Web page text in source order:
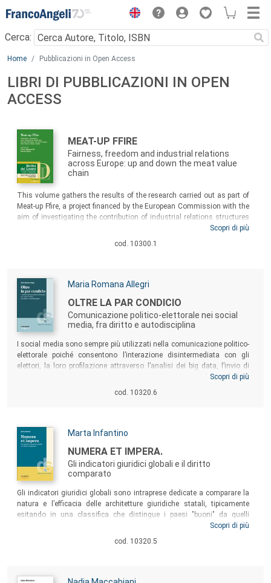
Menu
Cerca:
Main content
Home Pubblicazioni in Open Access
LIBRI DI PUBBLICAZIONI IN OPEN
ACCESS
Autori:
Titolo:
MEAT-UP FFIRE
Fairness, freedom and industrial relations
across Europe: up and down the meat value
chain
Sommario:
This volume gathers the results of the research carried out as part of
Meat-up Ffire, a project financed by the European Commission with the
aim of investigating the contribution of industrial relations structures
in an important sector of the EU economy, such as the meat industry.
The sector is undergoing significant changes, mainly due to the
widespread concern for the poor working conditions and wages. This
is particularly evident in the pork business, that the project puts under
Scopri di più
cod. 10300.1
Autori:
Maria Romana Allegri
Titolo:
OLTRE LA PAR CONDICIO
Comunicazione politico-elettorale nei social
media, fra diritto e autodisciplina
Sommario:
I social media sono sempre più utilizzati nella comunicazione politico-
elettorale poiché consentono l’interazione disintermediata con gli
elettori, la loro profilazione attraverso l’analisi dei big data, l’invio di
messaggi personalizzati e persino la manipolazione della pubblica
opinione attraverso pratiche eticamente scorrette. All’assenza di regole
l’attendibilità delle informazioni.
Scopri di più
cod. 10320.6
Autori:
Marta Infantino
Titolo:
NUMERA ET IMPERA.
Gli indicatori giuridici globali e il diritto
comparato
Sommario:
Gli indicatori giuridici globali sono intraprese dedicate a comparare la
natura e l’efficacia delle architetture giuridiche statali, tipicamente
esitando in una classifica che distingue i paesi "buoni" da quelli
"cattivi". Al loro studio si dedica il presente volume, esaminando
metodologie, contenuti e obiettivi, nonché i modi vari attraverso i quali
lezioni può da loro trarre - e a loro impartire - il giurista in generale e il
Scopri di più
cod. 10320.5